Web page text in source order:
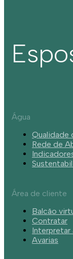
Água
Qualidade
Rede de
Área de cliente
Balcão
Contratar
Interpretar
Avarias